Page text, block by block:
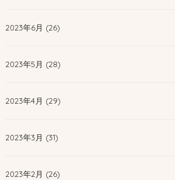
2023年6月 (26)
2023年5月 (28)
2023年4月 (29)
2023年3月 (31)
2023年2月 (26)